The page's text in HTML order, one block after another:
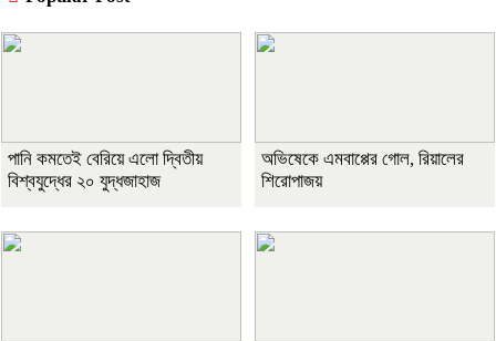
পানি কমতেই বেরিয়ে এলো দ্বিতীয়
বিশ্বযুদ্ধের ২০ যুদ্ধজাহাজ
অভিষেকে এমবাপ্পের গোল, রিয়ালের
শিরোপাজয়